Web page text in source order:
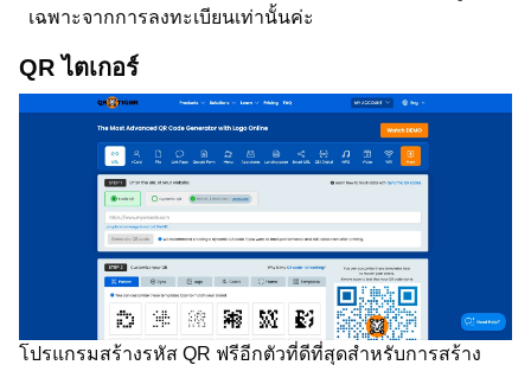
เฉพาะจากการลงทะเบียนเท่านั้นค่ะ
QR ไตเกอร์
โปรแกรมสร้างรหัส QR ฟรีอีกตัวที่ดีที่สุดสำหรับการสร้าง